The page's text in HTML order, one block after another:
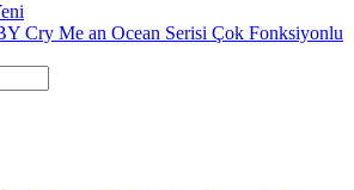
Cry Me an Ocean Serisi Çok Fonksiyonlu